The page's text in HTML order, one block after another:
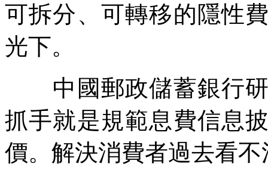
可拆分、可轉移的隱性
光下。
中國郵政儲蓄銀行研
抓手就是規範息費信息
價。解決消費者過去看